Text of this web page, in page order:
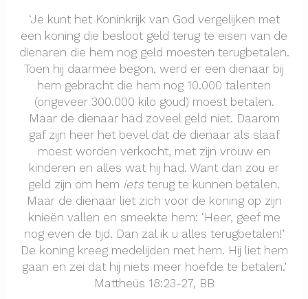
‘Je kunt het Koninkrijk van God vergelijken met
een koning die besloot geld terug te eisen van de
dienaren die hem nog geld moesten terugbetalen.
Toen hij daarmee begon, werd er een dienaar bij
hem gebracht die hem nog 10.000 talenten
(ongeveer 300.000 kilo goud) moest betalen.
Maar de dienaar had zoveel geld niet. Daarom
gaf zijn heer het bevel dat de dienaar als slaaf
moest worden verkocht, met zijn vrouw en
kinderen en alles wat hij had. Want dan zou er
geld zijn om hem ietsterug te kunnen betalen.
Maar de dienaar liet zich voor de koning op zijn
knieën vallen en smeekte hem: ‘Heer, geef me
nog even de tijd. Dan zal ik u alles terugbetalen!’
De koning kreeg medelijden met hem. Hij liet hem
gaan en zei dat hij niets meer hoefde te betalen.’
Mattheüs 18:23-27, BB